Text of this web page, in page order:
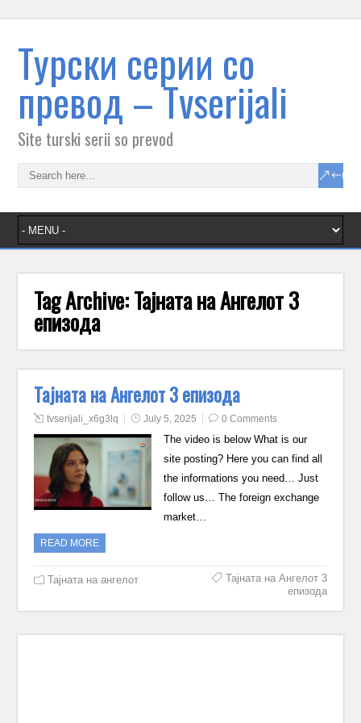
Tурски серии со
превод – Тvserijali
Site turski serii so prevod
Tag Archive:Тајната на Ангелот 3
епизода
Тајната на Ангелот 3 епизода
tvserijali_x6g3lq July 5, 2025 0 Comments
The video is below What is our
site posting? Here you can find all
the informations you need… Just
follow us… The foreign exchange
market…
READ MORE
Тајната на ангелот
Тајната на Ангелот 3
епизода